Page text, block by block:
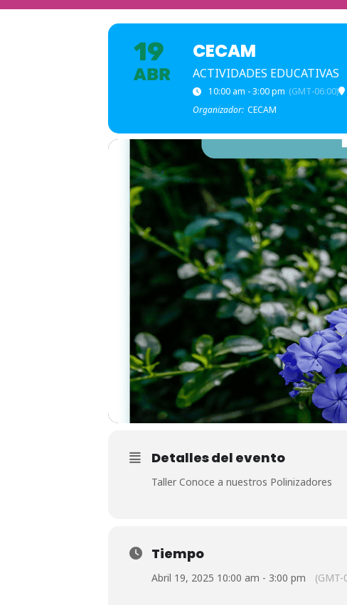
19
ABR
CECAM
ACTIVIDADES EDUCATIVAS
10:00 am - 3:00 pm (GMT-06:00)
Organizador: CECAM
Detalles del evento
Taller Conoce a nuestros Polinizadores
Tiempo
Abril 19, 2025 10:00 am - 3:00 pm (GMT-